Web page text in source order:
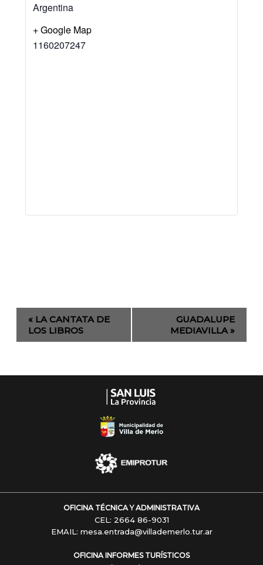
Argentina
+ Google Map
1160207247
Evento
Navegación
« LA CANTATA DE
LOS LIBROS
GUADALUPE
MEDIAVILLA»
OFICINA TÉCNICA Y ADMINISTRATIVA
CEL: 2664 86-9031
EMAIL: mesa.entrada@villademerlo.tur.ar
OFICINA INFORMES TURÍSTICOS